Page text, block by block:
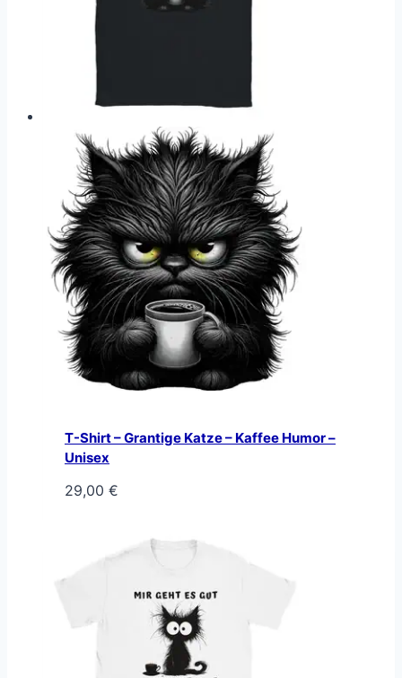
T-Shirt – Grantige Katze – Kaffee Humor –
Unisex
29,00 €